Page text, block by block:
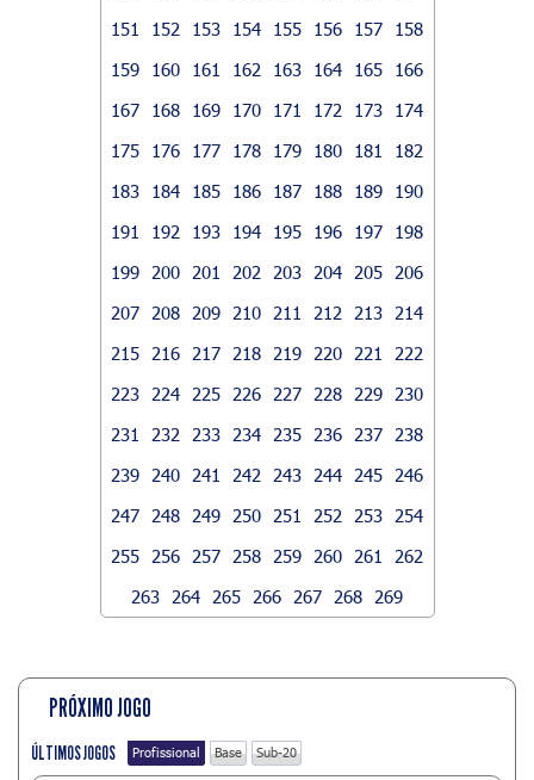
151
152 153 154 155 156 157
158
159
160 161 162 163 164 165
166
167
168 169 170 171 172 173
174
175
176 177 178 179 180 181
182
183
184 185 186 187 188 189
190
191
192 193 194 195 196 197
198
199
200 201 202 203 204 205
206
207
208 209 210 211 212 213
214
215
216 217 218 219 220 221
222
223
224 225 226 227 228 229
230
231
232 233 234 235 236 237
238
239
240 241 242 243 244 245
246
247
248 249 250 251 252 253
254
255
256 257 258 259 260 261
262
263
264 265 266 267 268 269
PRÓXIMO JOGO
ÚLTIMOS JOGOS Profissional Base Sub-20